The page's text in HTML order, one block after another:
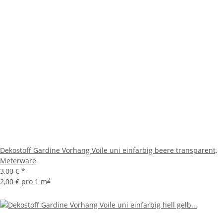
Dekostoff Gardine Vorhang Voile uni einfarbig beere transparent,
Meterware
3,00 € *
2,00 € pro 1 m2